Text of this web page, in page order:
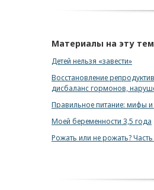
Материалы на эту
Детей нельзя «завести»
Восстановление
дисбаланс гормонов,
Правильное питание: мифы
Моей беременности 3,5 года
Рожать или не рожать?